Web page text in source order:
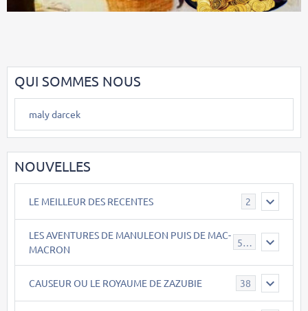
QUI SOMMES NOUS
maly darcek
NOUVELLES
LE MEILLEUR DES RECENTES 2
LES AVENTURES DE MANULEON PUIS DE MAC-
MACRON
543
CAUSEUR OU LE ROYAUME DE ZAZUBIE 38